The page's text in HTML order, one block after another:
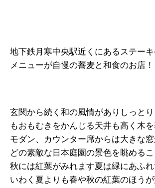
地下鉄月寒中央駅近くにあるステー
メニューが自慢の蕎麦と和食のお店！
玄関から続く和の風情がありしっと
もおもむきをかんじる天井も高く木
モダン、カウンター席からは大きな
どの素敵な日本庭園の景色を眺めるこ
秋には紅葉がみれます夏は緑にあふ
いわく夏よりも春や秋の紅葉のほう